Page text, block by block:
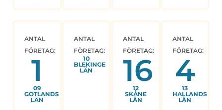
ANTAL
FÖRETAG:
1
09
GOTLANDS
LÄN
ANTAL
FÖRETAG:
10
BLEKINGE
LÄN
ANTAL
FÖRETAG:
16
12
SKÅNE
LÄN
ANTAL
FÖRETAG:
4
13
HALLANDS
LÄN